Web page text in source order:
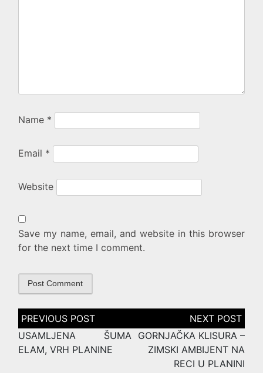
Name *
Email *
Website
Save my name, email, and website in this browser
for the next time I comment.
Post
navigation
USAMLJENA ŠUMA
ELAM, VRH PLANINE
GORNJAČKA KLISURA –
ZIMSKI AMBIJENT NA
RECI U PLANINI